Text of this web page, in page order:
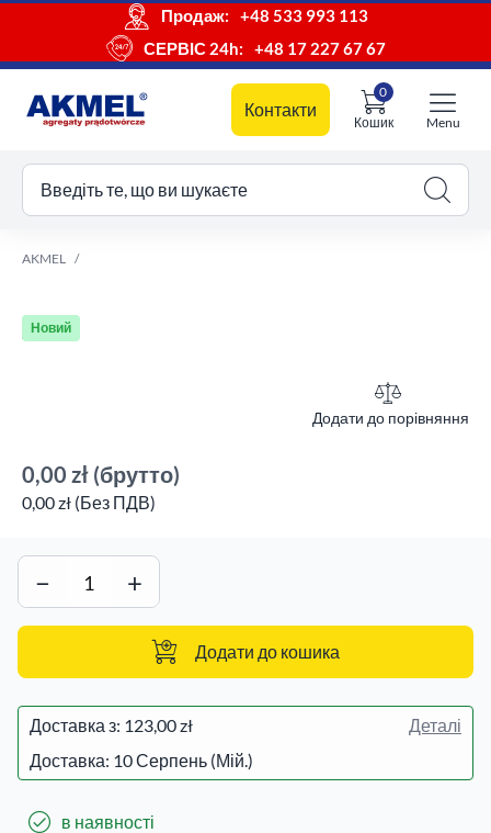
Продаж:
+48 533 993 113
СЕРВІС 24h:
+48 17 227 67 67
Контакти
Кошик
0
кошик
Menu
Введіть те, що ви шукаєте
AKMEL
Новий
Додати до порівняння
0,00 zł (брутто)
0,00 zł (Без ПДВ)
− +
Додати до кошика
Доставка з: 123,00 zł
Деталі
Доставка: 10 Серпень (Мій.)
в наявності